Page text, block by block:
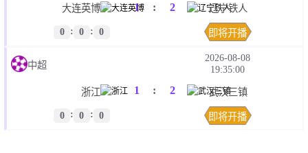
大连英博 1 : 2 辽宁铁人
0 : 0 : 0 即将开播
中超
2026-08-08
19:35:00
浙江 1 : 2 武汉三镇
0 : 0 : 0 即将开播